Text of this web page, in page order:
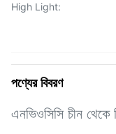
High Light:
পণ্যের বিবরণ
এনভিওসিসি চীন থেকে